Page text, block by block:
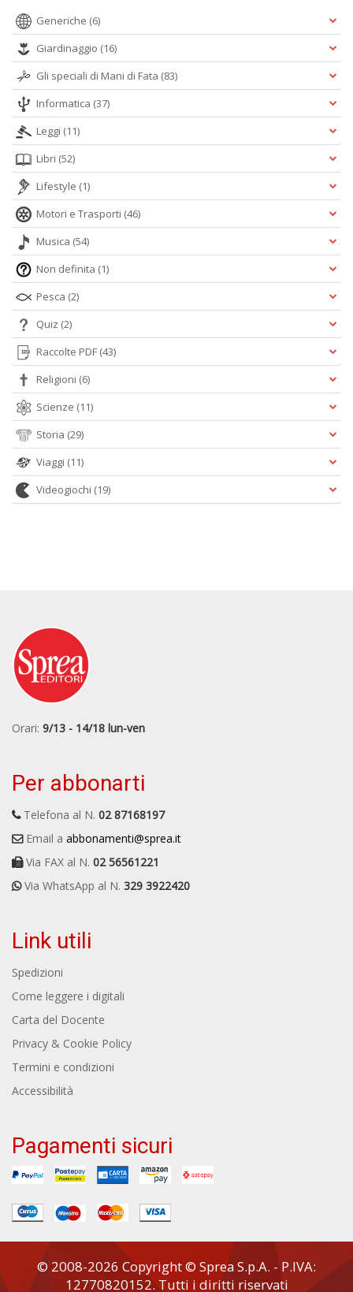
Generiche (6)
Giardinaggio (16)
Gli speciali di Mani di Fata (83)
Informatica (37)
Leggi (11)
Libri (52)
Lifestyle (1)
Motori e Trasporti (46)
Musica (54)
Non definita (1)
Pesca (2)
Quiz (2)
Raccolte PDF (43)
Religioni (6)
Scienze (11)
Storia (29)
Viaggi (11)
Videogiochi (19)
Orari: 9/13 - 14/18 lun-ven
Per abbonarti
Telefona al N. 02 87168197
Email a abbonamenti@sprea.it
Via FAX al N. 02 56561221
Via WhatsApp al N. 329 3922420
Link utili
Spedizioni
Come leggere i digitali
Carta del Docente
Privacy & Cookie Policy
Termini e condizioni
Accessibilità
Pagamenti sicuri
© 2008-2026 Copyright © Sprea S.p.A. - P.IVA:
12770820152. Tutti i diritti riservati